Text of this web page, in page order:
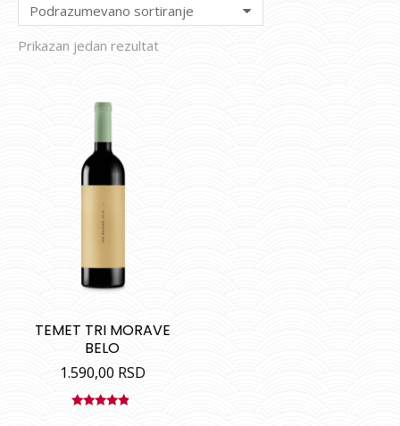
Prikazan jedan rezultat
TEMET TRI MORAVE
BELO
1.590,00 RSD